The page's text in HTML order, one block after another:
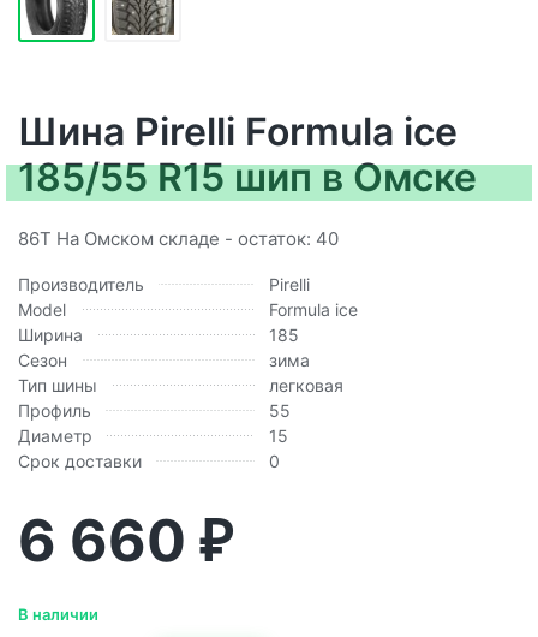
Шина Pirelli Formula ice
185/55 R15 шип в Омске
86T На Омском складе - остаток: 40
Производитель
Pirelli
Model
Formula ice
Ширина
185
Сезон
зима
Тип шины
легковая
Профиль
55
Диаметр
15
Срок доставки
0
6 660 ₽
В наличии